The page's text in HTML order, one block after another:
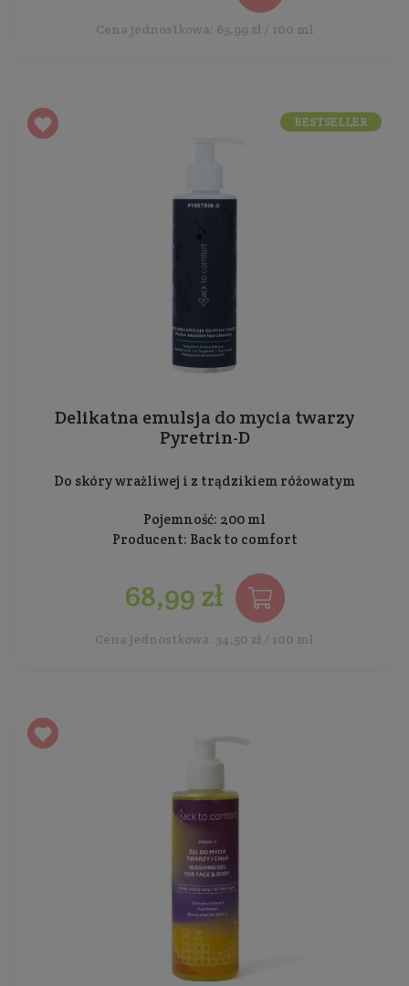
Cena jednostkowa: 65,99 zł / 100 ml
Delikatna emulsja do mycia twarzy
Pyretrin-D
Do skóry wrażliwej i z trądzikiem różowatym
Pojemność: 200 ml
Producent: Back to comfort
68,99 zł
Cena jednostkowa: 34,50 zł / 100 ml
BESTSELLER